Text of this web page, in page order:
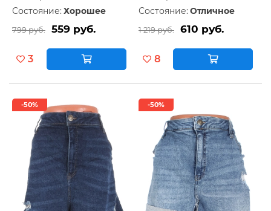
Состояние: Хорошее
799 руб. 559 руб.
3
Состояние: Отличное
1 219 руб. 610 руб.
8
-50% -50%